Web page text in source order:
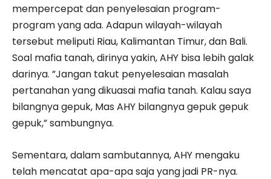
mempercepat dan penyelesaian program-
program yang ada. Adapun wilayah-wilayah
tersebut meliputi Riau, Kalimantan Timur, dan Bali.
Soal mafia tanah, dirinya yakin, AHY bisa lebih galak
darinya. ”Jangan takut penyelesaian masalah
pertanahan yang dikuasai mafia tanah. Kalau saya
bilangnya gepuk, Mas AHY bilangnya gepuk gepuk
gepuk,” sambungnya.
Sementara, dalam sambutannya, AHY mengaku
telah mencatat apa-apa saja yang jadi PR-nya.